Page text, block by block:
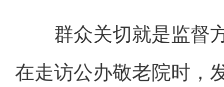
群众关切就是监督方
在走访公办敬老院时，